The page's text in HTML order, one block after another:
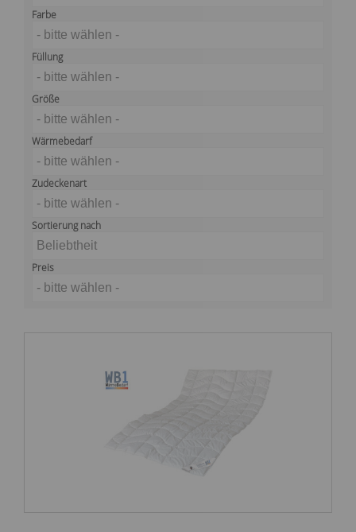
Farbe
- bitte wählen -
Füllung
- bitte wählen -
Größe
- bitte wählen -
Wärmebedarf
- bitte wählen -
Zudeckenart
- bitte wählen -
Sortierung nach
Beliebtheit
Preis
- bitte wählen -